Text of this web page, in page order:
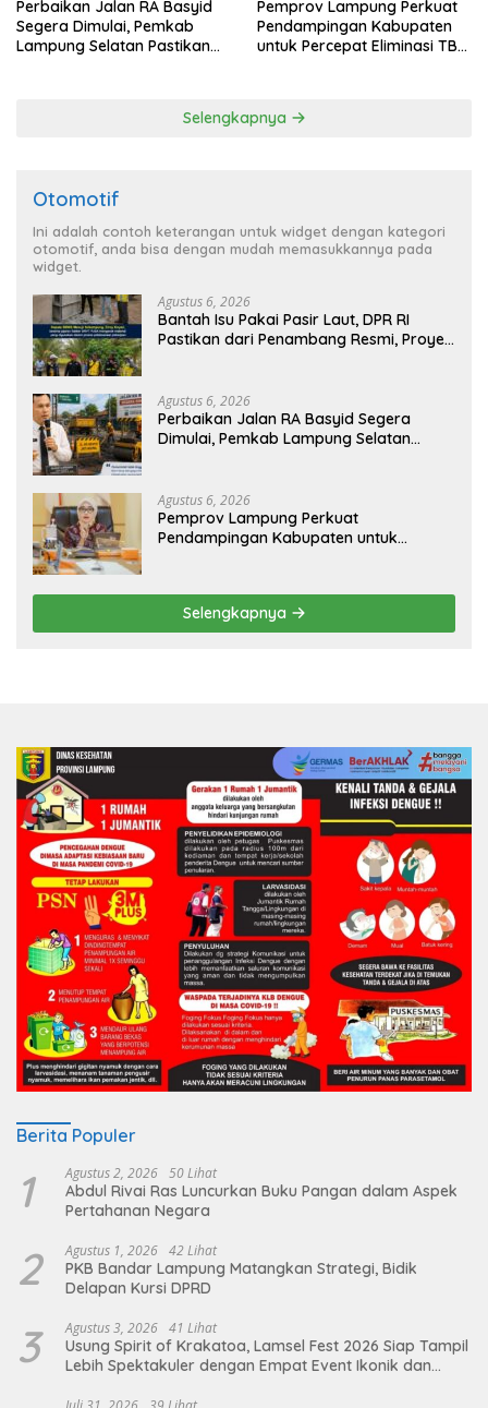
Perbaikan Jalan RA Basyid
Segera Dimulai, Pemkab
Lampung Selatan Pastikan
Pemprov Lampung Perkuat
Pendampingan Kabupaten
untuk Percepat Eliminasi TBC
Selengkapnya
Otomotif
Ini adalah contoh keterangan untuk widget dengan kategori
otomotif, anda bisa dengan mudah memasukkannya pada
widget.
Agustus 6, 2026
Bantah Isu Pakai Pasir Laut, DPR RI
Pastikan dari Penambang Resmi, Proyek
Agustus 6, 2026
Perbaikan Jalan RA Basyid Segera
Dimulai, Pemkab Lampung Selatan
Agustus 6, 2026
Pemprov Lampung Perkuat
Pendampingan Kabupaten untuk
Selengkapnya
Berita Populer
1 Agustus 2, 2026 50 Lihat
Abdul Rivai Ras Luncurkan Buku Pangan dalam Aspek
Pertahanan Negara
2 Agustus 1, 2026 42 Lihat
PKB Bandar Lampung Matangkan Strategi, Bidik
Delapan Kursi DPRD
3 Agustus 3, 2026 41 Lihat
Usung Spirit of Krakatoa, Lamsel Fest 2026 Siap Tampil
Lebih Spektakuler dengan Empat Event Ikonik dan